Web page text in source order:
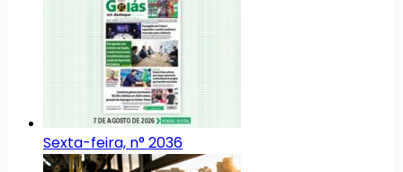
Sexta-feira, n° 2036